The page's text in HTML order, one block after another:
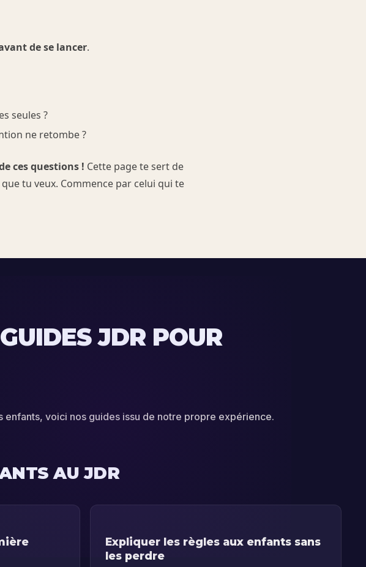
de se lancer.
seules ?
ne retombe ?
ces questions ! Cette page te sert de
tu veux. Commence par celui qui te
JDR POUR
voici nos guides issu de notre propre expérience.
AU JDR
Expliquer les règles aux enfants sans
les perdre